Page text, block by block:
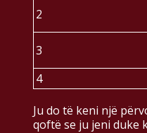
2
3
4
Ju do të keni një
qoftë se ju jeni duke